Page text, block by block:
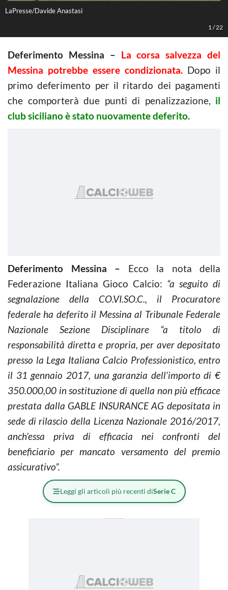
LaPresse/Davide Anastasi
1 /22
Deferimento Messina – La corsa salvezza del
Messina potrebbe essere condizionata. Dopo il
primo deferimento per il ritardo dei pagamenti
che comporterà due punti di penalizzazione, il
club siciliano è stato nuovamente deferito.
Deferimento Messina – Ecco la nota della
Federazione Italiana Gioco Calcio: “a seguito di
segnalazione della CO.VI.SO.C., il Procuratore
federale ha deferito il Messina al Tribunale Federale
Nazionale Sezione Disciplinare “a titolo di
responsabilità diretta e propria, per aver depositato
presso la Lega Italiana Calcio Professionistico, entro
il 31 gennaio 2017, una garanzia dell’importo di €
350.000,00 in sostituzione di quella non più efficace
prestata dalla GABLE INSURANCE AG depositata in
sede di rilascio della Licenza Nazionale 2016/2017,
anch’essa priva di efficacia nei confronti del
beneficiario per mancato versamento del premio
assicurativo”.
Leggi gli articoli più recenti diSerie C